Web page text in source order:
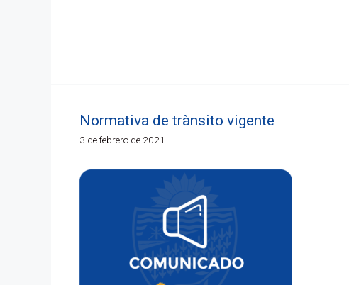
Normativa de trànsito vigente
3 de febrero de 2021